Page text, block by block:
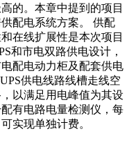
的。本章中提到的项目
配电系统方案。 供配
在线扩展性是本次项目
和市电双路供电设计，
配电动力柜及配套供电
供电线路线槽走线空
以满足用电峰值为其设
有电路电量检测仪，每
实现单独计费。